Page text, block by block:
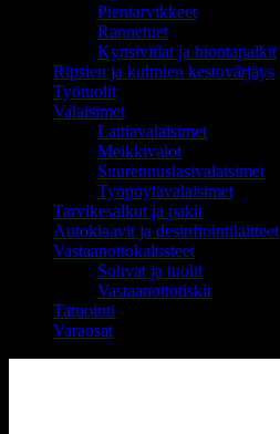
Pientarvikkeet
Rannetuet
Kynsiviilat ja hiontapalkit
Ripsien ja kulmien kestovärjäys
Työtuolit
Valaisimet
Lattiavalaisimet
Meikkivalot
Suurennuslasivalaisimet
Työpöytävalaisimet
Tarvikesalkut ja pakit
Autoklaavit ja desinfiointilaitteet
Vastaanottokalusteet
Sohvat ja tuolit
Vastaanottotiskit
Tatuointi
Varaosat